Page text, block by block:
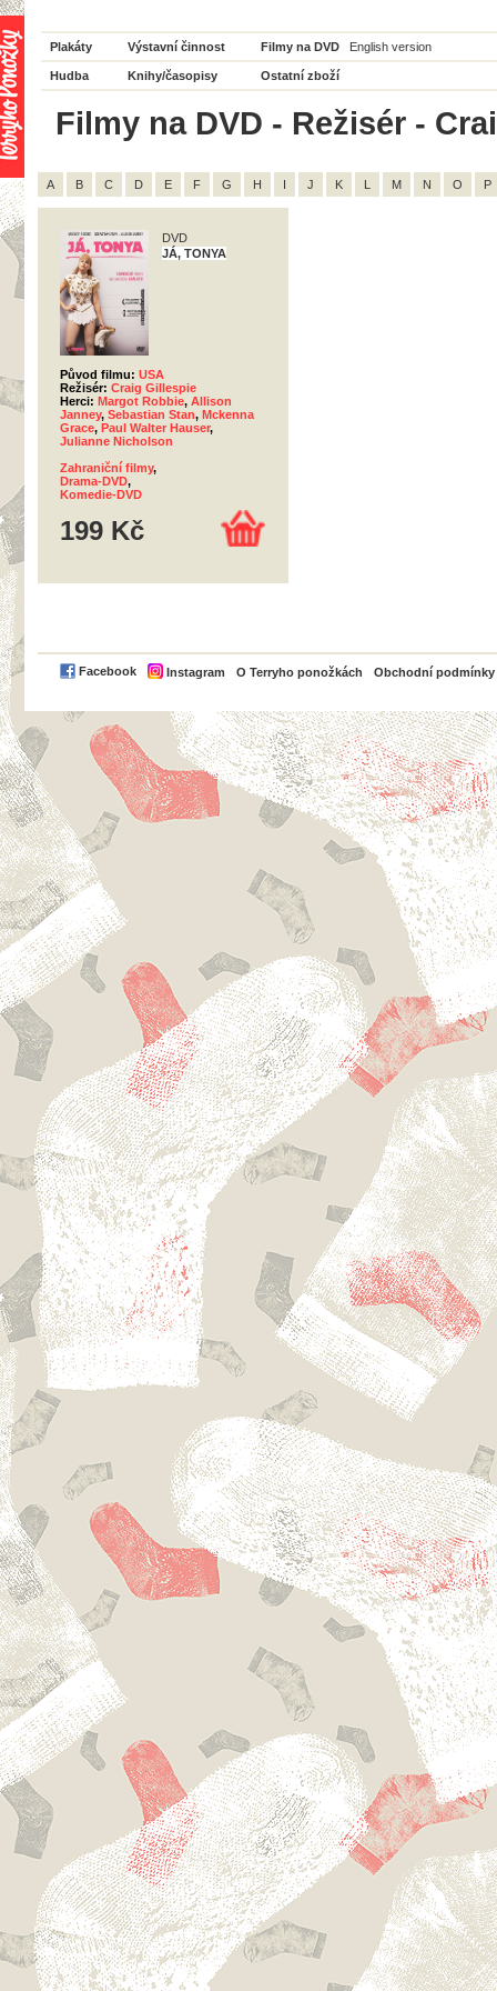
Plakáty Výstavní činnost Filmy na DVD English version
Hudba Knihy/časopisy Ostatní zboží
Filmy na DVD - Režisér -
A B C D E F G H I J K L M N O P
DVD
JÁ, TONYA
Původ filmu: USA
Režisér: Craig Gillespie
Herci: Margot Robbie, Allison
Janney, Sebastian Stan, Mckenna
Grace, Paul Walter Hauser,
Julianne Nicholson
Zahraniční filmy,
Drama-DVD,
Komedie-DVD
199 Kč
Facebook Instagram O Terryho ponožkách Obchodní podmínky
PayPal